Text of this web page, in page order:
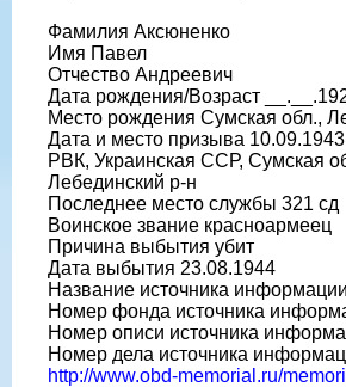
Фамилия Аксюненко
Имя Павел
Отчество Андреевич
Дата рождения/Возраст
Место рождения Сумская обл.,
Дата и место призыва
РВК, Украинская ССР, Сумская
Лебединский р-н
Последнее место службы 321 сд
Воинское звание красноармеец
Причина выбытия убит
Дата выбытия 23.08.1944
Название источника
Номер фонда источника
Номер описи источника
Номер дела источника
http://www.obd-memorial.ru/